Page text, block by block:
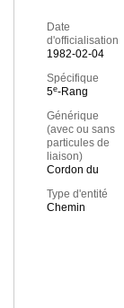
Date
d'officialisation
1982-02-04
Spécifique
5e-Rang
Générique
(avec ou sans
particules de
liaison)
Cordon du
Type d'entité
Chemin